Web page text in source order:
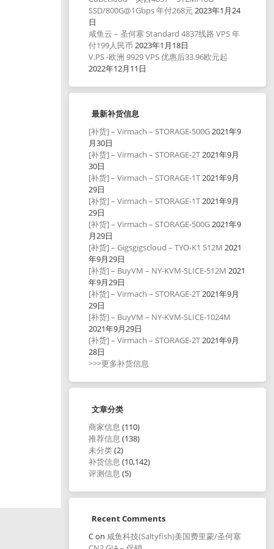
SSD/800G@1Gbps 年付268元2023年1月24
日
咸鱼云 – 圣何塞 Standard 4837线路 VPS 年
付199人民币 2023年1月18日
V.PS -欧洲 9929 VPS 优惠后33.96欧元起
2022年12月11日
最新补货信息
[补货] – Virmach – STORAGE-500G2021年9
月30日
[补货] – Virmach – STORAGE-2T2021年9月
30日
[补货] – Virmach – STORAGE-1T2021年9月
29日
[补货] – Virmach – STORAGE-1T2021年9月
29日
[补货] – Virmach – STORAGE-500G2021年9
月29日
[补货] – Gigsgigscloud – TYO-K1 512M 2021
年9月29日
[补货] – BuyVM – NY-KVM-SLICE-512M 2021
年9月29日
[补货] – Virmach – STORAGE-2T2021年9月
29日
[补货] – BuyVM – NY-KVM-SLICE-1024M
2021年9月29日
[补货] – Virmach – STORAGE-2T2021年9月
28日
>>>更多补货信息
文章分类
商家信息 (110)
推荐信息 (138)
未分类(2)
补货信息 (10,142)
评测信息 (5)
Recent Comments
Con 咸鱼科技(Saltyfish)美国费里蒙/圣何塞